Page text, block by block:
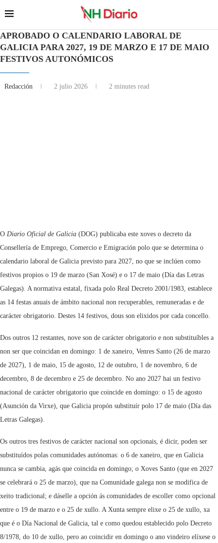
APROBADO O CALENDARIO LABORAL DE
GALICIA PARA 2027, 19 DE MARZO E 17 DE MAIO
FESTIVOS AUTONÓMICOS
Redacción 2 julio 2026 2 minutes read
O Diario Oficial de Galicia (DOG) publicaba este xoves o decreto da
Consellería de Emprego, Comercio e Emigración polo que se determina o
calendario laboral de Galicia previsto para 2027, no que se inclúen como
festivos propios o 19 de marzo (San Xosé) e o 17 de maio (Día das Letras
Galegas). A normativa estatal, fixada polo Real Decreto 2001/1983, establece
as 14 festas anuais de ámbito nacional non recuperables, remuneradas e de
carácter obrigatorio. Destes 14 festivos, dous son elixidos por cada concello.
Dos outros 12 restantes, nove son de carácter obrigatorio e non substituíbles a
non ser que coincidan en domingo: 1 de xaneiro, Venres Santo (26 de marzo
de 2027), 1 de maio, 15 de agosto, 12 de outubro, 1 de novembro, 6 de
decembro, 8 de decembro e 25 de decembro. No ano 2027 hai un festivo
nacional de carácter obrigatorio que coincide en domingo: o 15 de agosto
(Asunción da Virxe), que Galicia propón substituír polo 17 de maio (Día das
Letras Galegas).
Os outros tres festivos de carácter nacional son opcionais, é dicir, poden ser
substituídos polas comunidades autónomas: o 6 de xaneiro, que en Galicia
nunca se cambia, agás que coincida en domingo; o Xoves Santo (que en 2027
se celebrará o 25 de marzo), que na Comunidade galega non se modifica de
xeito tradicional; e dáselle a opción ás comunidades de escoller como opcional
entre o 19 de marzo e o 25 de xullo. A Xunta sempre elixe o 25 de xullo, xa
que é o Día Nacional de Galicia, tal e como quedou establecido polo Decreto
8/1978, do 10 de xullo, pero ao coincidir en domingo o ano vindeiro elíxese o